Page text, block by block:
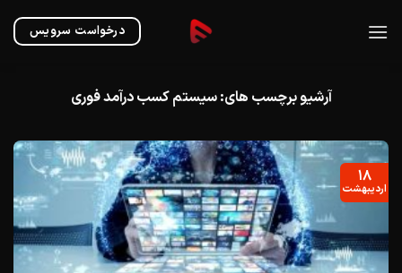
درخواست سرویس
آرشیو برچسب های:سیستم کسب درآمد فوری
۱۸
اردیبهشت